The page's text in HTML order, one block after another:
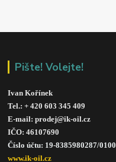
Pište! Volejte!
Ivan Kořínek
Tel.: + 420 603 345 409
E-mail: prodej@ik-oil.cz
IČO: 46107690
Číslo účtu: 19-8385980287/0100
www.ik-oil.cz